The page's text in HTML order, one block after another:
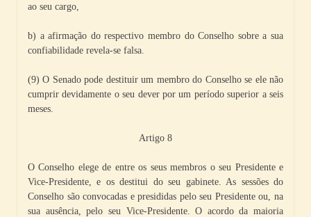
ao seu cargo,
b) a afirmação do respectivo membro do Conselho sobre a sua
confiabilidade revela-se falsa.
(9) O Senado pode destituir um membro do Conselho se ele não
cumprir devidamente o seu dever por um período superior a seis
meses.
Artigo 8
O Conselho elege de entre os seus membros o seu Presidente e
Vice-Presidente, e os destitui do seu gabinete. As sessões do
Conselho são convocadas e presididas pelo seu Presidente ou, na
sua ausência, pelo seu Vice-Presidente. O acordo da maioria